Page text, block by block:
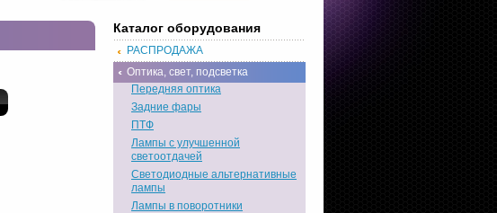
Каталог оборудования
РАСПРОДАЖА
Оптика, свет, подсветка
Передняя оптика
Задние фары
ПТФ
Лампы с улучшенной
светоотдачей
Светодиодные альтернативные
лампы
Лампы в поворотники